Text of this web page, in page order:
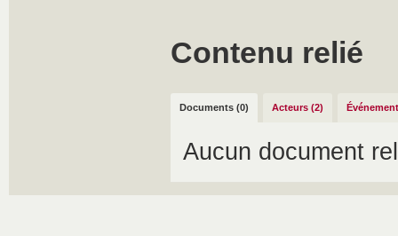
Contenu relié
Documents (0) Acteurs (2)
Aucun document